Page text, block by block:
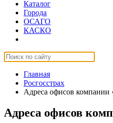
Каталог
Города
ОСАГО
КАСКО
Главная
Росгосстрах
Адреса офисов компании
Адреса офисов